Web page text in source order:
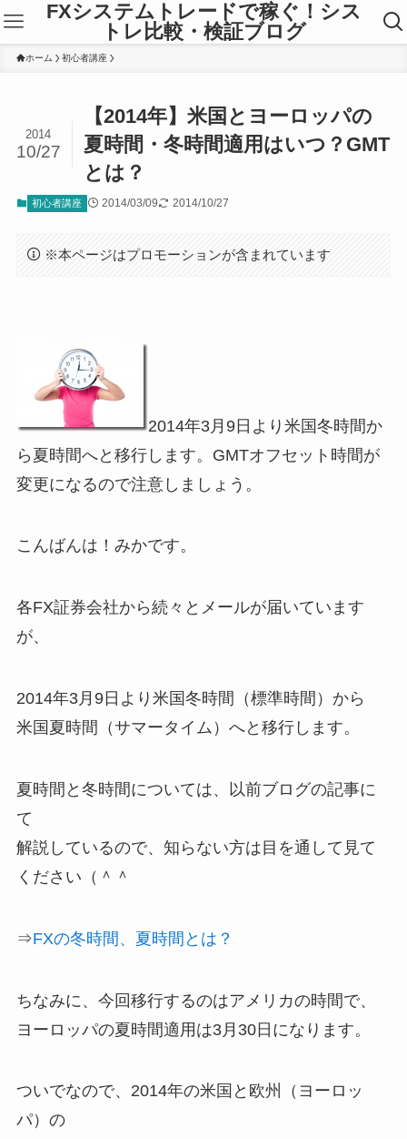
FXシステムトレードで稼ぐ！シス
トレ比較・検証ブログ
ホーム 初心者講座
【2014年】米国とヨーロッパの
夏時間・冬時間適用はいつ？GMT
とは？
2014
10/27
初心者講座 2014/03/09 2014/10/27
※本ページはプロモーションが含まれています
2014年3月9日より米国冬時間か
ら夏時間へと移行します。GMTオフセット時間が
変更になるので注意しましょう。
こんばんは！みかです。
各FX証券会社から続々とメールが届いています
が、
2014年3月9日より米国冬時間（標準時間）から
米国夏時間（サマータイム）へと移行します。
夏時間と冬時間については、以前ブログの記事に
て
解説しているので、知らない方は目を通して見て
ください（＾＾
⇒FXの冬時間、夏時間とは？
ちなみに、今回移行するのはアメリカの時間で、
ヨーロッパの夏時間適用は3月30日になります。
ついでなので、2014年の米国と欧州（ヨーロッ
パ）の